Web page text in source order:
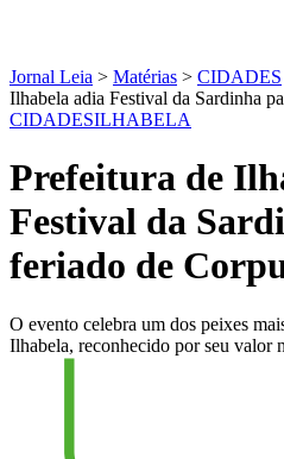
Jornal Leia > Matérias > CIDADES
Ilhabela adia Festival da Sardinha
CIDADESILHABELA
Prefeitura de
Festival da
feriado de
O evento celebra um dos peixes
Ilhabela, reconhecido por seu valor